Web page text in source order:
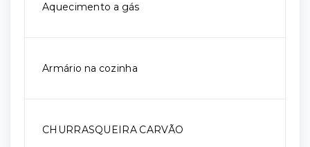
Aquecimento a gás
Armário na cozinha
CHURRASQUEIRA CARVÃO